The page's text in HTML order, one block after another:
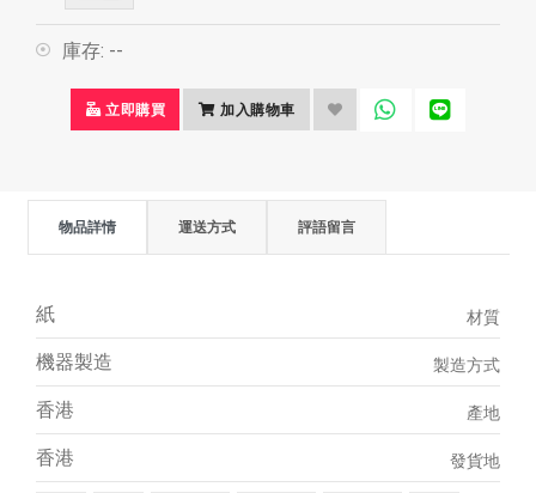
庫存: --
立即購買 加入購物車
物品詳情 運送方式 評語留言
材質
紙
製造方式
機器製造
產地
香港
發貨地
香港